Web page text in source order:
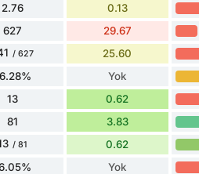
2.76 0.13
627 29.67
/ 627 25.60
Yok
13 0.62
81 3.83
/ 81 0.62
Yok